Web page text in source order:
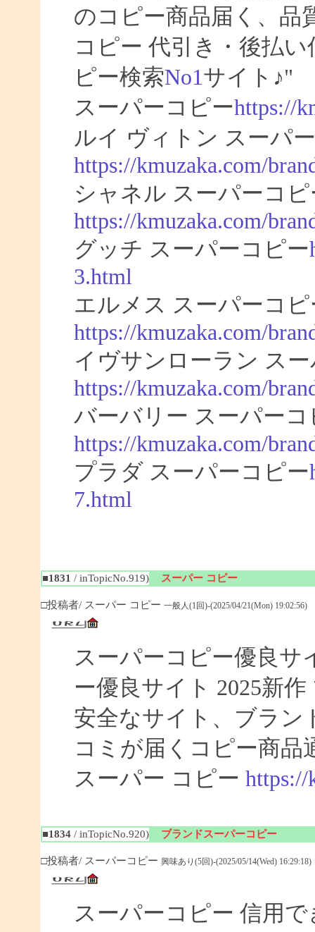
のコピー商品届く、品
コピー 代引き・後払
ピー検索No1サイト♪"
スーパーコピーhttps://
ルイ ヴィトン スーパ
https://kmuzaka.com/
シャネル スーパーコピ
https://kmuzaka.com/
グッチ スーパーコピー
3.html
エルメス スーパーコピ
https://kmuzaka.com/
イヴサンローラン ス
https://kmuzaka.com/
バーバリー スーパーコ
https://kmuzaka.com/
プラダ スーパーコピー
7.html
■1831 / inTopicNo.919) スーパー コピー
□投稿者/ スーパー コピー 一般人(1回)-(2025/04/21(Mon) 19:02:56)
スーパーコピー優良サ
ー優良サイト 2025新
安全なサイト、ブラン
コミが届くコピー商品
スーパー コピー https://
■1834/ inTopicNo.920) ブランドスーパーコピー
□投稿者/ スーパーコピー 興味あり(5回)-(2025/05/14(Wed) 16:29:18)
スーパーコピー 信用